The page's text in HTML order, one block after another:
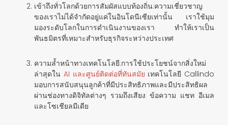
เข้าถึงทั่วโลกด้วยการสัมผัสแบบท้องถิ่น:ความเชี่ยวชาญ
ของเราไม่ได้จำกัดอยู่แค่ในอินโดนีเซียเท่านั้น เราใช้มุม
มองระดับโลกในการดำเนินงานของเรา ทำให้เราเป็น
พันธมิตรที่เหมาะสำหรับธุรกิจระหว่างประเทศ
ความล้ำหน้าทางเทคโนโลยี:การใช้ประโยชน์จากสิ่งใหม่
ล่าสุดใน AI และศูนย์ติดต่อที่ทันสมัย เทคโนโลยี Callindo
มอบการสนับสนุนลูกค้าที่มีประสิทธิภาพและมีประสิทธิผล
ผ่านช่องทางดิจิทัลต่างๆ รวมถึงเสียง ข้อความ แชท อีเมล
และโซเชียลมีเดีย